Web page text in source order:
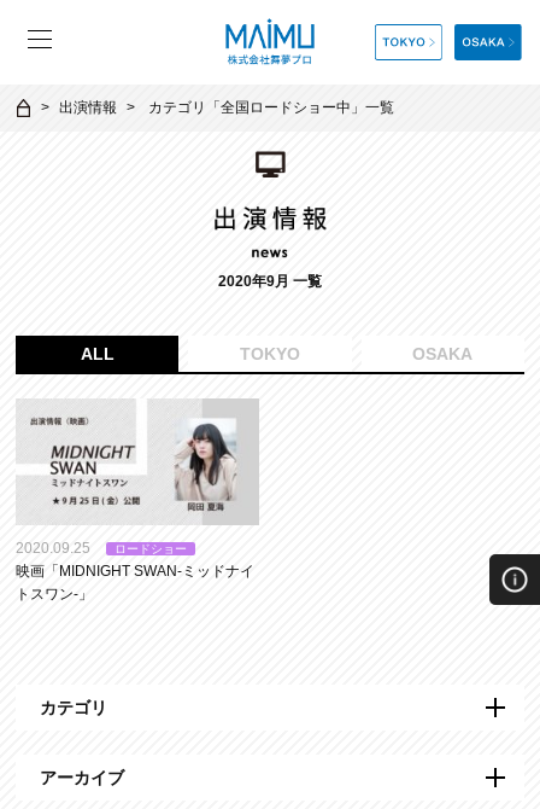
出演情報 カテゴリ「全国ロードショー中 」一覧
2020年9月 一覧
ALL TOKYO OSAKA
2020.09.25 ロードショー
映画「MIDNIGHT SWAN-ミッドナイ
トスワン‐」
カテゴリ
アーカイブ